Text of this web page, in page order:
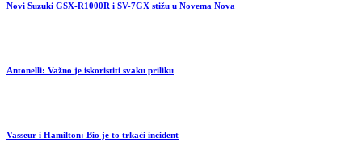
Novi Suzuki GSX-R1000R i SV-7GX stižu u Novema Nova
Antonelli: Važno je iskoristiti svaku priliku
Vasseur i Hamilton: Bio je to trkaći incident